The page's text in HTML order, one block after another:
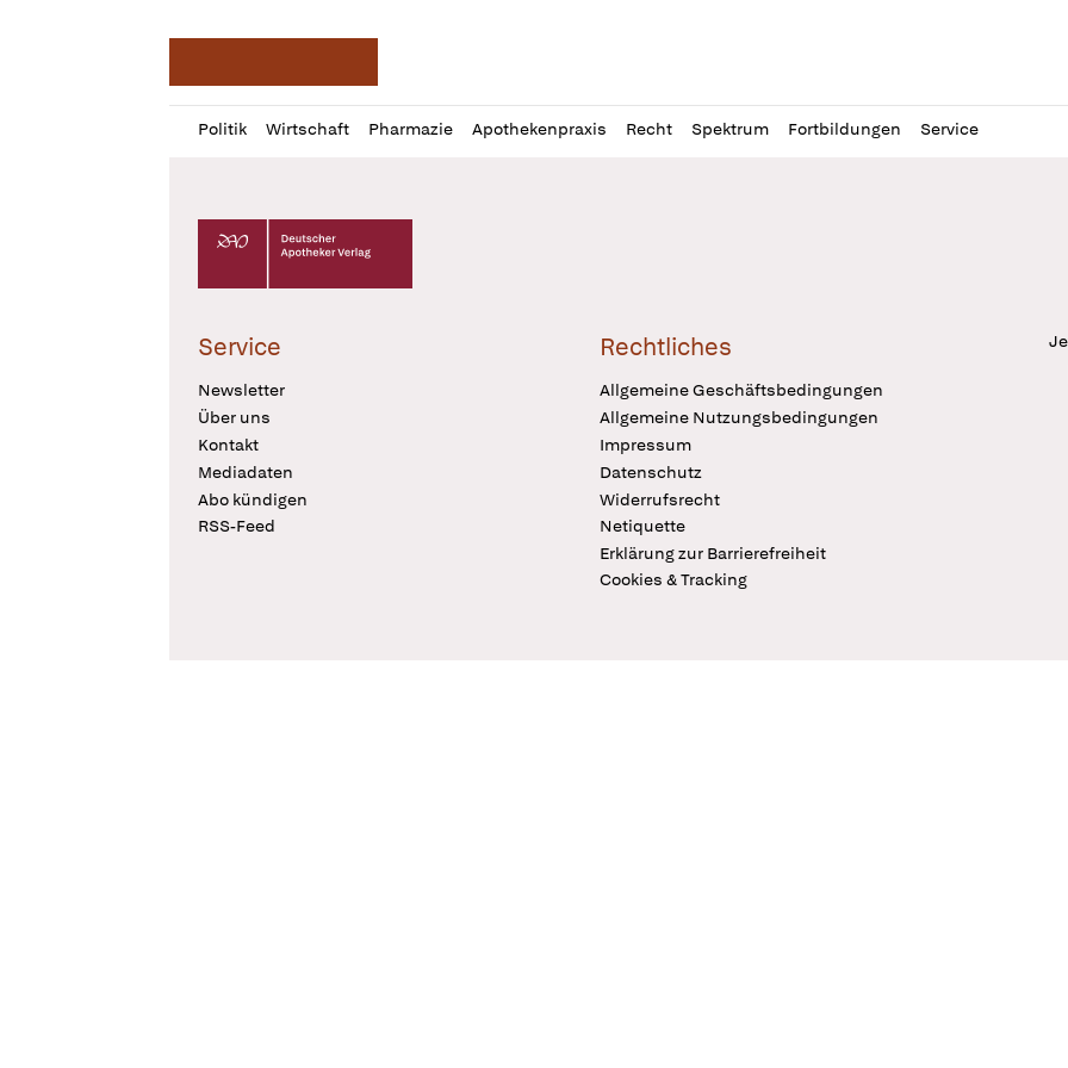
Politik Wirtschaft Pharmazie Apothekenpraxis Recht Spektrum Fortbildungen Service
Profil
öffnen
Daz
Pur
Deutscher Apotheker Verlag Logo
Service
Newsletter
Über uns
Kontakt
Mediadaten
Abo kündigen
RSS-Feed
Rechtliches
Allgemeine Geschäftsbedingungen
Allgemeine Nutzungsbedingungen
Impressum
Datenschutz
Widerrufsrecht
Netiquette
Erklärung zur Barrierefreiheit
Cookies & Tracking